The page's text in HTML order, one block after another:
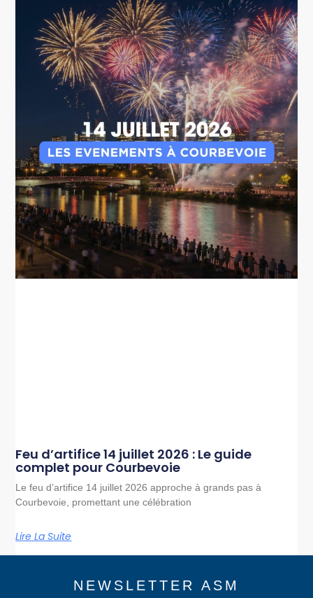
Feu d’artifice 14 juillet 2026 : Le guide
complet pour Courbevoie
Le feu d’artifice 14 juillet 2026 approche à grands pas à
Courbevoie, promettant une célébration
Lire La Suite
NEWSLETTER ASM